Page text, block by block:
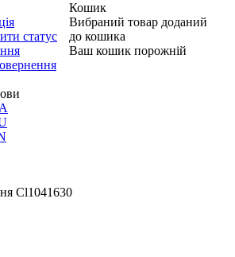
статус
Кошик
Вибраний товар доданий
до кошика
Ваш кошик порожній
Cl1041630